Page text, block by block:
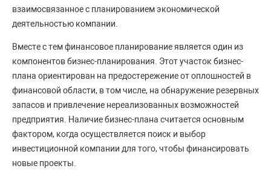
взаимосвязанное с планированием экономической
деятельностью компании.
Вместе с тем финансовое планирование является один из
компонентов бизнес-планирования. Этот участок бизнес-
плана ориентирован на предостережение от оплошностей в
финансовой области, в том числе, на обнаружение резервных
запасов и привлечение нереализованных возможностей
предприятия. Наличие бизнес-плана считается основным
фактором, когда осуществляется поиск и выбор
инвестиционной компании для того, чтобы финансировать
новые проекты.